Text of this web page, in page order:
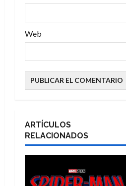
Web
ARTÍCULOS
RELACIONADOS